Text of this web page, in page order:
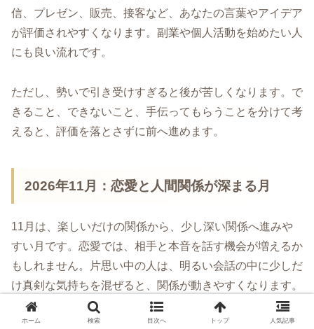
信、プレゼン、販売、接客など、あなたの言葉やアイデア
が評価されやすくなります。副業や個人活動を始めたい人
にも良い流れです。
ただし、勢いで引き受けすぎると後が苦しくなります。で
きること、できないこと、手伝ってもらうことを分けて考
えると、評価を落とさずに前へ進めます。
2026年11月：恋愛と人間関係が深まる月
11月は、楽しいだけの関係から、少し深い関係へ進みや
すい月です。恋愛では、相手と本音を話す機会が増えるか
もしれません。片思い中の人は、明るい会話の中に少しだ
け真剣な気持ちを混ぜると、関係が動きやすくなります。
人間関係では、軽い付き合いと本当に大切にしたい縁が分
ホーム 検索 目次へ トップ 人気記事